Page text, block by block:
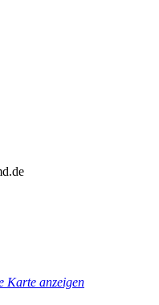
Karte anzeigen